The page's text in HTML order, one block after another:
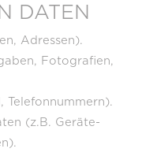
DATEN
Adressen).
Fotografien,
Telefonnummern).
(z.B. Geräte-